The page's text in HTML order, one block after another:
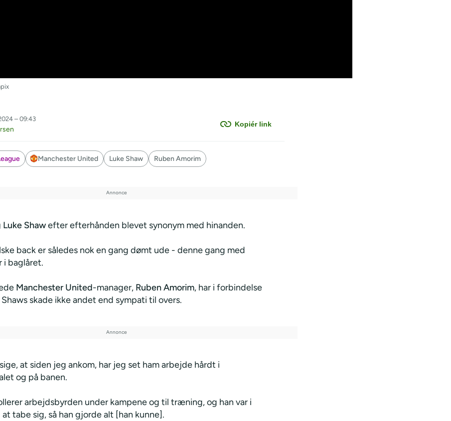
Kopiér link
– 09:43
Manchester United Luke Shaw Ruben Amorim
Luke Shawefter efterhånden blevet synonym med hinanden.
back er således nok en gang dømt ude - denne gang med
i baglåret.
Manchester United-manager, Ruben Amorim, har i forbindelse
skade ikke andet end sympati til overs.
at siden jeg ankom, har jeg set ham arbejde hårdt i
og på banen.
arbejdsbyrden under kampene og til træning, og han var i
tabe sig, så han gjorde alt [han kunne].